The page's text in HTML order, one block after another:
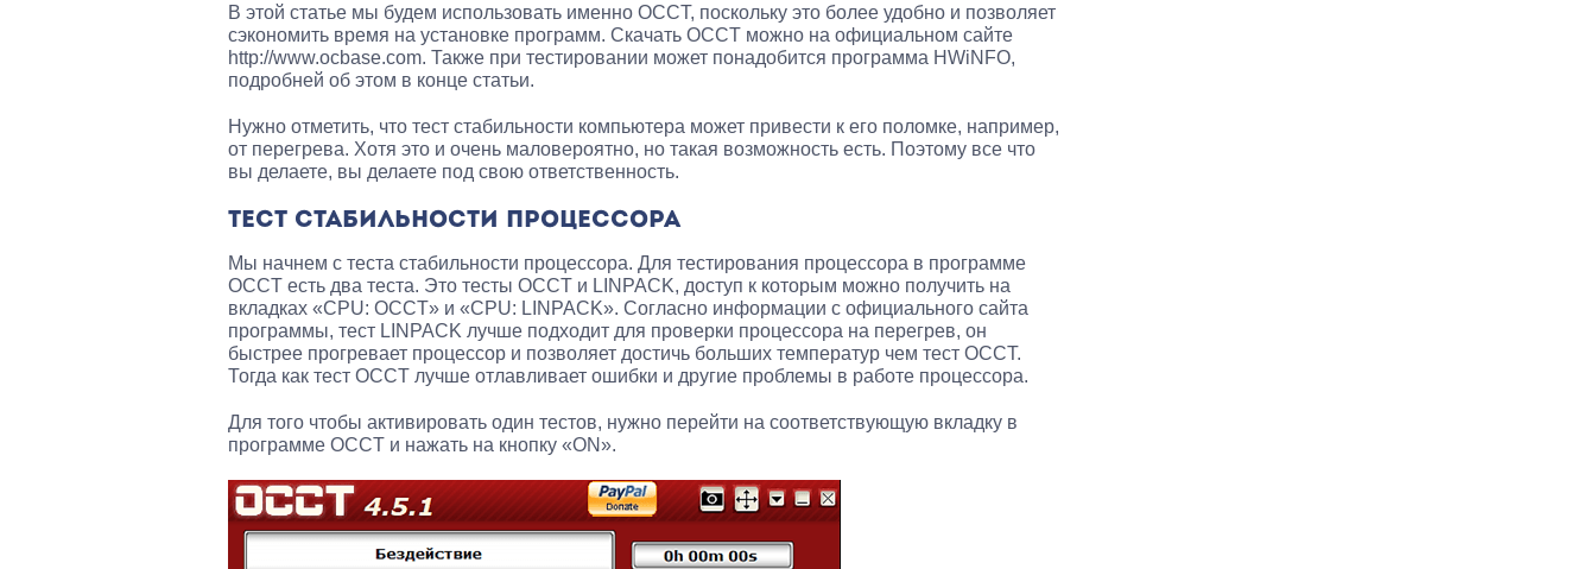
В этой статье мы будем использовать именно OCCT, поскольку это более удобно и позволяет
сэкономить время на установке программ. Скачать OCCT можно на официальном сайте
http://www.ocbase.com. Также при тестировании может понадобится программа HWiNFO,
подробней об этом в конце статьи.
Нужно отметить, что тест стабильности компьютера может привести к его поломке, например,
от перегрева. Хотя это и очень маловероятно, но такая возможность есть. Поэтому все что
вы делаете, вы делаете под свою ответственность.
ТЕСТ СТАБИЛЬНОСТИ ПРОЦЕССОРА
Мы начнем с теста стабильности процессора. Для тестирования процессора в программе
OCCT есть два теста. Это тесты OCCT и LINPACK, доступ к которым можно получить на
вкладках «CPU: OCCT» и «CPU: LINPACK». Согласно информации с официального сайта
программы, тест LINPACK лучше подходит для проверки процессора на перегрев, он
быстрее прогревает процессор и позволяет достичь больших температур чем тест OCCT.
Тогда как тест OCCT лучше отлавливает ошибки и другие проблемы в работе процессора.
Для того чтобы активировать один тестов, нужно перейти на соответствующую вкладку в
программе OCCT и нажать на кнопку «ON».